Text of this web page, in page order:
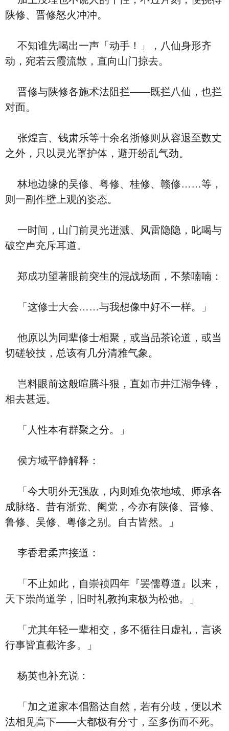
陕修、晋修怒火冲冲。
不知谁先喝出一声「动手！」，八仙身形齐
动，宛若云霞流散，直向山门掠去。
晋修与陕修各施术法阻拦——既拦八仙，也拦
对面。
张煌言、钱肃乐等十余名浙修则从容退至数丈
之外，只以灵光罩护体，避开纷乱气劲。
林地边缘的吴修、粤修、桂修、赣修……等，
则一副作壁上观的姿态。
一时间，山门前灵光迸溅、风雷隐隐，叱喝与
破空声充斥耳道。
郑成功望著眼前突生的混战场面，不禁喃喃：
「这修士大会……与我想像中好不一样。」
他原以为同辈修士相聚，或当品茶论道，或当
切磋较技，总该有几分清雅气象。
岂料眼前这般喧腾斗狠，直如市井江湖争锋，
相去甚远。
「人性本有群聚之分。」
侯方域平静解释：
「今大明外无强敌，内则难免依地域、师承各
成脉络。昔有浙党、阉党，今亦有陕修、晋修、
鲁修、吴修、粤修之别。自古皆然。」
李香君柔声接道：
「不止如此，自崇祯四年『罢儒尊道』以来，
天下崇尚道学，旧时礼教拘束极为松弛。」
「尤其年轻一辈相交，多不循往日虚礼，言谈
行事皆直截许多。」
杨英也补充说：
「加之道家本倡豁达自然，若有分歧，便以术
法相见高下——大都极有分寸，至多伤而不死。